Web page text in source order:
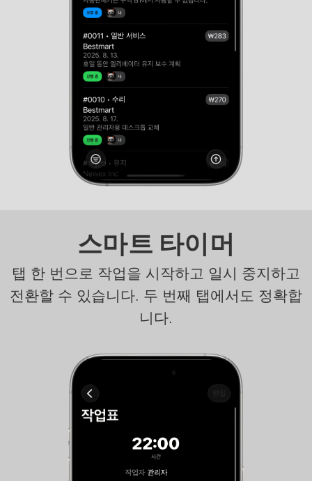
스마트 타이머
탭 한 번으로 작업을 시작하고 일시 중지하고
전환할 수 있습니다. 두 번째 탭에서도 정확합
니다.